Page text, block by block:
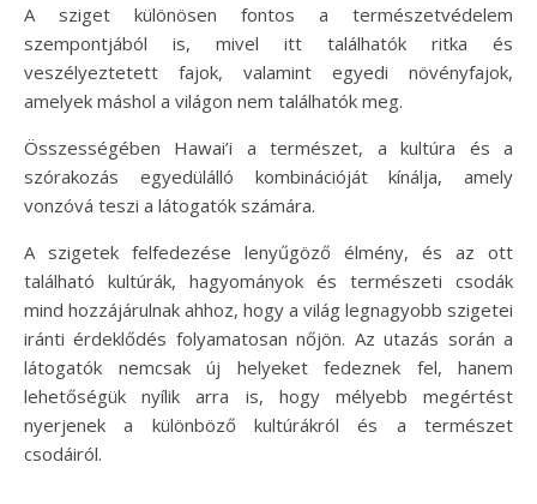
A sziget különösen fontos a természetvédelem
szempontjából is, mivel itt találhatók ritka és
veszélyeztetett fajok, valamint egyedi növényfajok,
amelyek máshol a világon nem találhatók meg.
Összességében Hawai’i a természet, a kultúra és a
szórakozás egyedülálló kombinációját kínálja, amely
vonzóvá teszi a látogatók számára.
A szigetek felfedezése lenyűgöző élmény, és az ott
található kultúrák, hagyományok és természeti csodák
mind hozzájárulnak ahhoz, hogy a világ legnagyobb szigetei
iránti érdeklődés folyamatosan nőjön. Az utazás során a
látogatók nemcsak új helyeket fedeznek fel, hanem
lehetőségük nyílik arra is, hogy mélyebb megértést
nyerjenek a különböző kultúrákról és a természet
csodáiról.